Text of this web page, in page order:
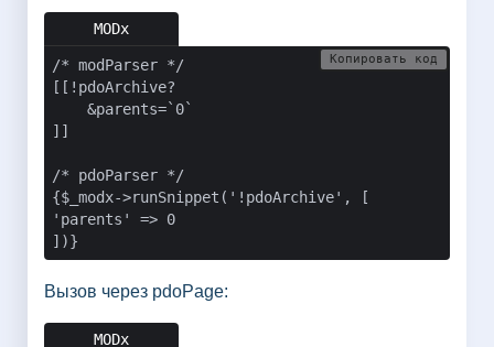
/* modParser */
[[!pdoArchive?
    &parents=`0`
]]
/* pdoParser */
{$_modx->runSnippet('!pdoArchive', [
'parents' => 0
])}
Копировать код
Вызов через pdoPage: